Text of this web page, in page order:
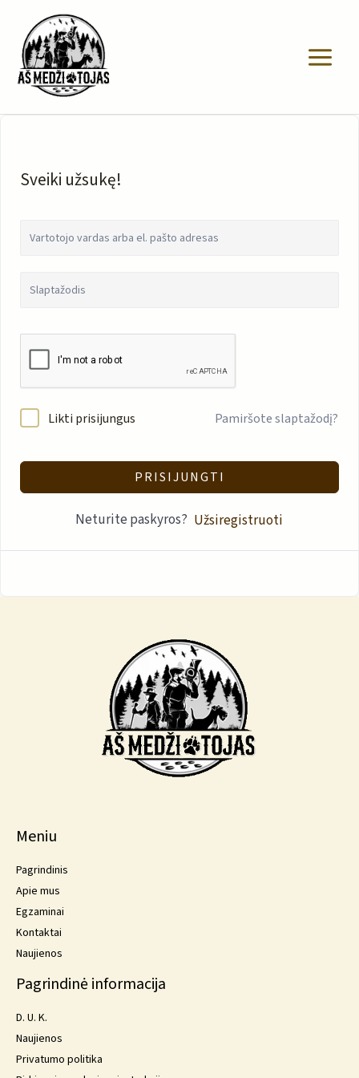
turinio
Sveiki užsukę!
Likti prisijungus Pamiršote slaptažodį?
PRISIJUNGTI
Neturite paskyros? Užsiregistruoti
Meniu
Pagrindinis
Apie mus
Egzaminai
Kontaktai
Naujienos
Pagrindinė informacija
D. U. K.
Naujienos
Privatumo politika